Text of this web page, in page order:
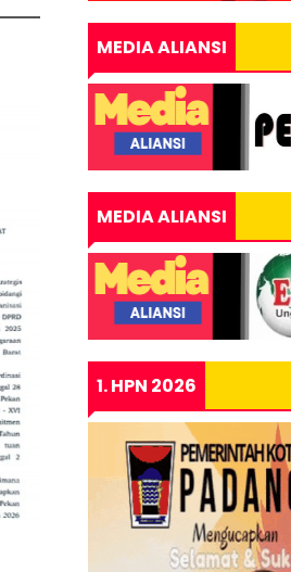
MEDIA ALIANSI
MEDIA ALIANSI
1. HPN 2026